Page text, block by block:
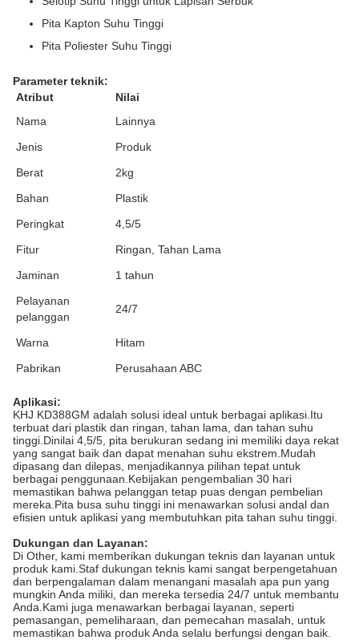
Pita Kapton Suhu Tinggi
Pita Poliester Suhu Tinggi
Parameter teknik:
Atribut
Nilai
Nama
Lainnya
Jenis
Produk
Berat
2kg
Bahan
Plastik
Peringkat
4,5/5
Fitur
Ringan, Tahan Lama
Jaminan
1 tahun
Pelayanan
pelanggan
24/7
Warna
Hitam
Pabrikan
Perusahaan ABC
Aplikasi:
KHJ KD388GM adalah solusi ideal untuk berbagai aplikasi.Itu
terbuat dari plastik dan ringan, tahan lama, dan tahan suhu
tinggi.Dinilai 4,5/5, pita berukuran sedang ini memiliki daya rekat
yang sangat baik dan dapat menahan suhu ekstrem.Mudah
dipasang dan dilepas, menjadikannya pilihan tepat untuk
berbagai penggunaan.Kebijakan pengembalian 30 hari
memastikan bahwa pelanggan tetap puas dengan pembelian
mereka.Pita busa suhu tinggi ini menawarkan solusi andal dan
efisien untuk aplikasi yang membutuhkan pita tahan suhu tinggi.
Dukungan dan Layanan:
Di Other, kami memberikan dukungan teknis dan layanan untuk
produk kami.Staf dukungan teknis kami sangat berpengetahuan
dan berpengalaman dalam menangani masalah apa pun yang
mungkin Anda miliki, dan mereka tersedia 24/7 untuk membantu
Anda.Kami juga menawarkan berbagai layanan, seperti
pemasangan, pemeliharaan, dan pemecahan masalah, untuk
memastikan bahwa produk Anda selalu berfungsi dengan baik.